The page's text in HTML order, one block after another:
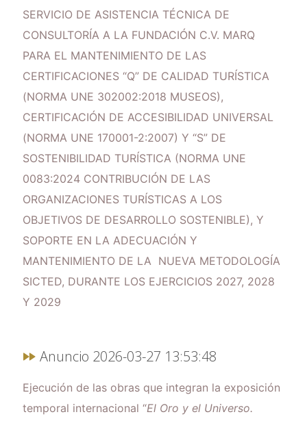
SERVICIO DE ASISTENCIA TÉCNICA DE
CONSULTORÍA A LA FUNDACIÓN C.V. MARQ
PARA EL MANTENIMIENTO DE LAS
CERTIFICACIONES “Q” DE CALIDAD TURÍSTICA
(NORMA UNE 302002:2018 MUSEOS),
CERTIFICACIÓN DE ACCESIBILIDAD UNIVERSAL
(NORMA UNE 170001-2:2007) Y “S” DE
SOSTENIBILIDAD TURÍSTICA (NORMA UNE
0083:2024 CONTRIBUCIÓN DE LAS
ORGANIZACIONES TURÍSTICAS A LOS
OBJETIVOS DE DESARROLLO SOSTENIBLE), Y
SOPORTE EN LA ADECUACIÓN Y
MANTENIMIENTO DE LA NUEVA METODOLOGÍA
SICTED, DURANTE LOS EJERCICIOS 2027, 2028
Y 2029
Anuncio 2026-03-27 13:53:48
Ejecución de las obras que integran la exposición
temporal internacional “El Oro y el Universo.